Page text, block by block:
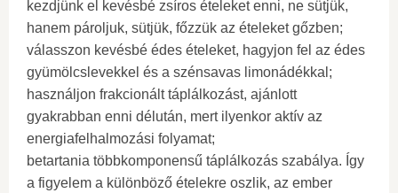
kezdjünk el kevésbé zsíros ételeket enni, ne sütjük,
hanem pároljuk, sütjük, főzzük az ételeket gőzben;
válasszon kevésbé édes ételeket, hagyjon fel az édes
gyümölcslevekkel és a szénsavas limonádékkal;
használjon frakcionált táplálkozást, ajánlott
gyakrabban enni délután, mert ilyenkor aktív az
energiafelhalmozási folyamat;
betartania többkomponensű táplálkozás szabálya. Így
a figyelem a különböző ételekre oszlik, az ember